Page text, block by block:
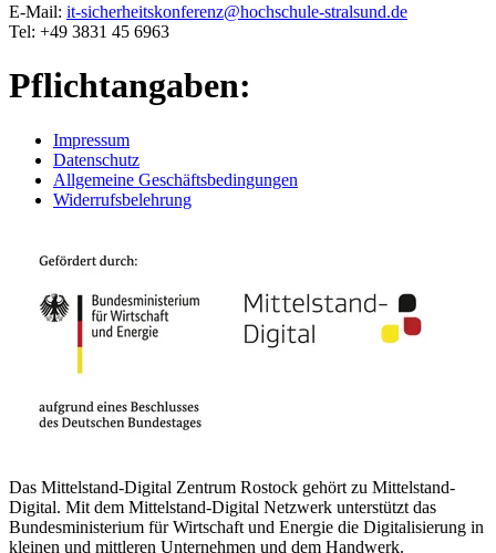
E-Mail: it-sicherheitskonferenz@hochschule-stralsund.de
Tel: +49 3831 45 6963
Pflichtangaben:
Impressum
Datenschutz
Allgemeine Geschäftsbedingungen
Widerrufsbelehrung
Das Mittelstand-Digital Zentrum Rostock gehört zu Mittelstand-
Digital. Mit dem Mittelstand-Digital Netzwerk unterstützt das
Bundesministerium für Wirtschaft und Energie die Digitalisierung in
kleinen und mittleren Unternehmen und dem Handwerk.